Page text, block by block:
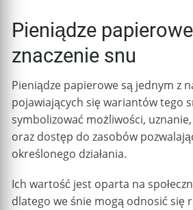
Pieniądze
znaczenie snu
Pieniądze papierowe są jednym z
pojawiających się wariantów tego
symbolizować możliwości,
oraz dostęp do zasobów
określonego działania.
Ich wartość jest oparta na
dlatego we śnie mogą odnosić się